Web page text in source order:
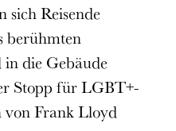
Reisende
berühmten
die Gebäude
Stopp für LGBT+-
von Frank Lloyd